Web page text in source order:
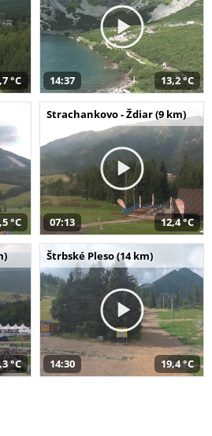
°C 14:37 13,2 °C
°C
Strachankovo - Ždiar (9 km)
07:13 12,4 °C
°C
Štrbské Pleso (14 km)
14:30 19,4 °C